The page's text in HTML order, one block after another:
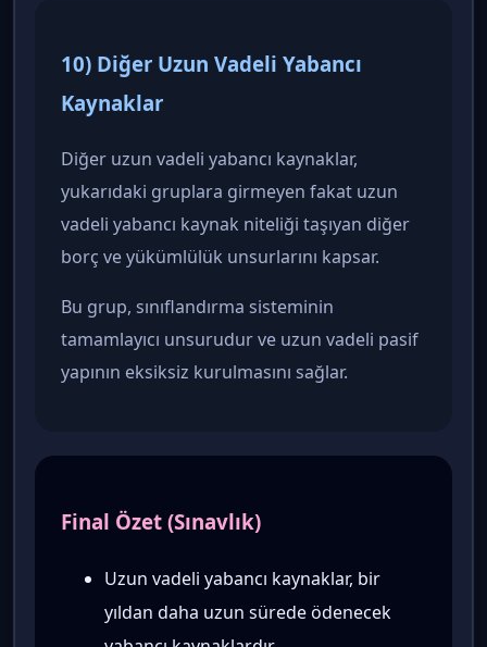
10) Diğer Uzun Vadeli Yabancı
Kaynaklar
Diğer uzun vadeli yabancı kaynaklar,
yukarıdaki gruplara girmeyen fakat uzun
vadeli yabancı kaynak niteliği taşıyan diğer
borç ve yükümlülük unsurlarını kapsar.
Bu grup, sınıflandırma sisteminin
tamamlayıcı unsurudur ve uzun vadeli pasif
yapının eksiksiz kurulmasını sağlar.
Final Özet (Sınavlık)
Uzun vadeli yabancı kaynaklar, bir
yıldan daha uzun sürede ödenecek